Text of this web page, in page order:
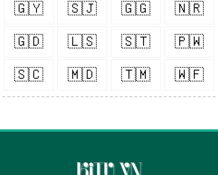
🇬🇾 🇸🇯 🇬🇬 🇳🇷
🇬🇩 🇱🇸 🇸🇹 🇵🇼
🇸🇨 🇲🇩 🇹🇲 🇼🇫